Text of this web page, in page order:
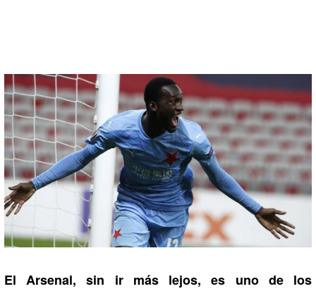
El Arsenal, sin ir más lejos, es uno de los